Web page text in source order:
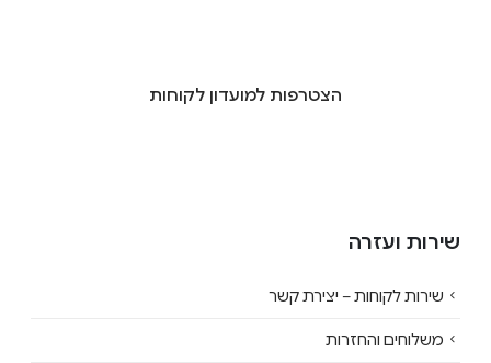
הצטרפות למועדון לקוחות
שירות ועזרה
שירות לקוחות – יצירת קשר
משלוחים והחזרות